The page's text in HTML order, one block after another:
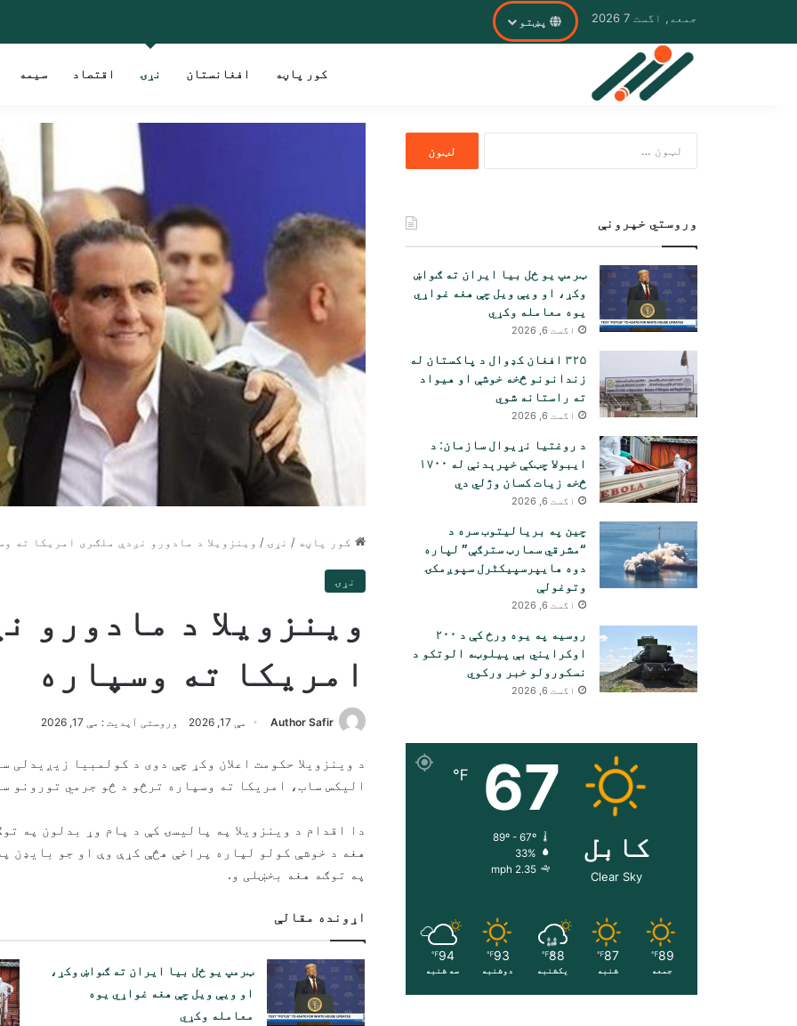
جمعه, اگست 7 2026 پښتو
کور پاڼه افغانستان نړۍ اقتصاد سیمه
کور پاڼه / نړۍ / وینزویلا د مادورو نږدې ملګری امریکا ته
نړۍ
وینزویلا د مادورو
امریکا ته وسپاره
Author Safir مې 17, 2026 وروستی آپدیت : مې 17, 2026
د وینزویلا حکومت اعلان وکړ چې دوی د کولمبیا زیږیدلی
الیکس ساب، امریکا ته وسپاره ترڅو د څو جرمي تورونو
دا اقدام د وینزویلا په پالیسۍ کې د پام وړ بدلون په
په توګه هغه بخښلی و.
اړونده مقالې
ټرمپ یو ځل بیا ایران ته ګواښ وکړ،
او ویې ویل چې هغه غواړي یوه
معامله وکړي
لپاره
وروستي خپرونې
ټرمپ یو ځل بیا ایران ته ګواښ
وکړ، او ویې ویل چې هغه غواړي
یوه معامله وکړي
اگست 6, 2026
۳۲۵ افغان کډوال د پاکستان له
زندانونو څخه خوشې او هیواد
ته راستانه شوي
اگست 6, 2026
د روغتیا نړیوال سازمان: د
ایبولا چټکې خپرېدنې له ۱۷۰۰
څخه زیات کسان وژلي دي
اگست 6, 2026
چین په بریالیتوب سره د
“مشرقي سمارټ سترګې” لپاره
دوه هایپرسپیکٹرل سپوږمکۍ
وتوغولې
اگست 6, 2026
روسیه په یوه ورځ کې د ۲۰۰
اوکرایني بې پیلوټه الوتکو د
نسکورولو خبر ورکوي
اگست 6, 2026
کابل
Clear Sky
67
℉
89º - 67º
33%
2.35 mph
89
℉
جمعه
87
℉
شنبه
88
℉
یکشنبه
93
℉
دوشنبه
94
℉
سه شنبه